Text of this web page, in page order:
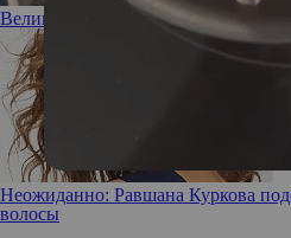
Великие достижения медицины
Неожиданно: Равшана Куркова
волосы